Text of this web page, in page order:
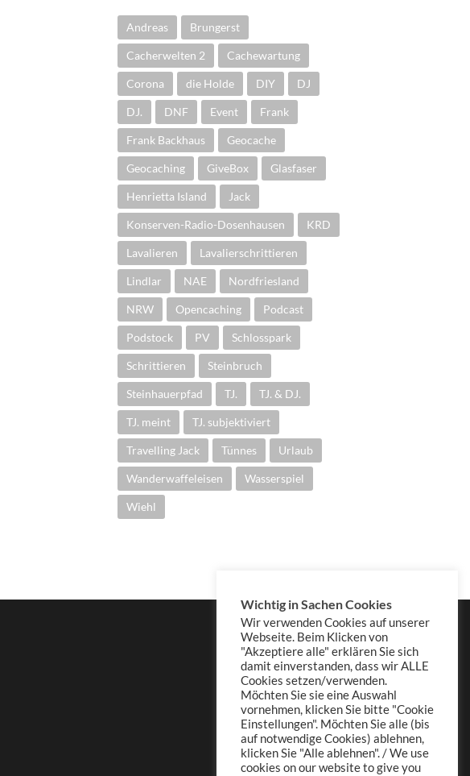
Andreas Brungerst
Cacherwelten 2 Cachewartung
Corona die Holde DIY DJ
DJ. DNF Event Frank
Frank Backhaus Geocache
Geocaching GiveBox Glasfaser
Henrietta Island Jack
Konserven-Radio-Dosenhausen KRD
Lavalieren Lavalierschrittieren
Lindlar NAE Nordfriesland
NRW Opencaching Podcast
Podstock PV Schlosspark
Schrittieren Steinbruch
Steinhauerpfad TJ. TJ. & DJ.
TJ. meint TJ. subjektiviert
Travelling Jack Tünnes Urlaub
Wanderwaffeleisen Wasserspiel
Wiehl
Wichtig in Sachen Cookies
Wir verwenden Cookies auf unserer
Webseite. Beim Klicken von
"Akzeptiere alle" erklären Sie sich
damit einverstanden, dass wir ALLE
Cookies setzen/verwenden.
Möchten Sie sie eine Auswahl
vornehmen, klicken Sie bitte "Cookie
Einstellungen". Möchten Sie alle (bis
auf notwendige Cookies) ablehnen,
klicken Sie "Alle ablehnen". / We use
cookies on our website to give you